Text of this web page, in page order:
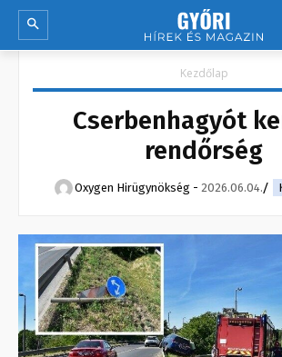
Kezdőlap
Cserbenhagyót
rendőrség
Oxygen Hirügynökség - 2026.06.04.